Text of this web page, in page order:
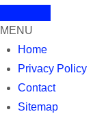
MENU
Home
Privacy Policy
Contact
Sitemap